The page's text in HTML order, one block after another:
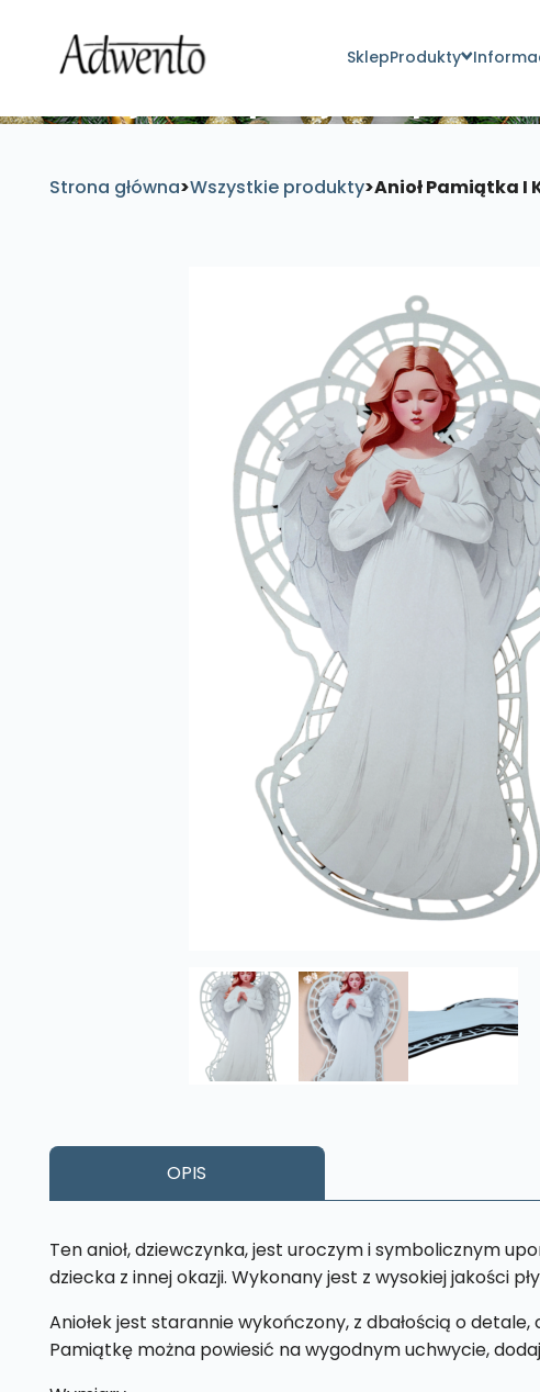
SklepProdukty
Strona główna>Wszystkie produkty>Anioł Pamiątka I
OPIS
Ten anioł, dziewczynka, jest uroczym i symbolicznym
dziecka z innej okazji. Wykonany jest z wysokiej jakości
Aniołek jest starannie wykończony, z dbałością o
Pamiątkę można powiesić na wygodnym uchwycie,